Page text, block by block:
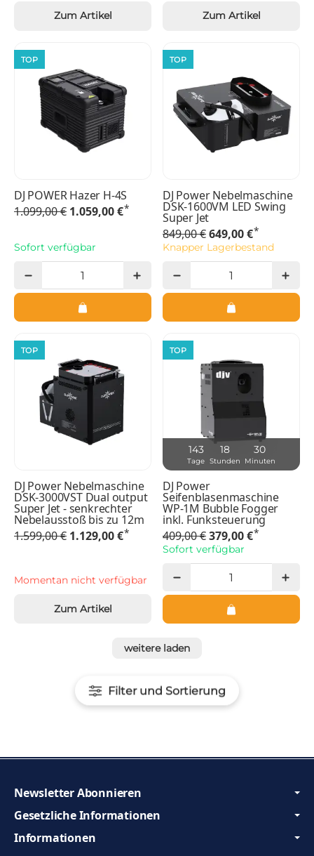
Filter und Sortierung
Zum Artikel Zum Artikel
TOP
DJ POWER Hazer H-4S
1.099,00 € 1.059,00 €*
Sofort verfügbar
TOP
DJ Power Nebelmaschine
DSK-1600VM LED Swing
Super Jet
849,00 €649,00 €*
Knapper Lagerbestand
TOP
DJ Power Nebelmaschine
DSK-3000VST Dual output
Super Jet - senkrechter
Nebelausstoß bis zu 12m
1.599,00 € 1.129,00 €*
Momentan nicht verfügbar
Zum Artikel
143
Tage
18
Stunden
30
Minuten
TOP
DJ Power
Seifenblasenmaschine
WP-1M Bubble Fogger
inkl. Funksteuerung
409,00 €379,00 €*
Sofort verfügbar
weitere laden
Gesetzliche Informationen
Informationen
Newsletter Abonnieren